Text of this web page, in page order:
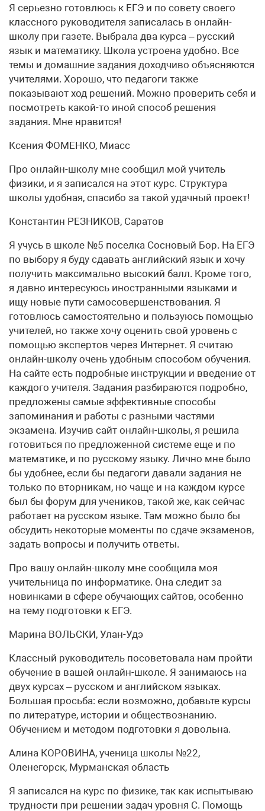
Я серьезно готовлюсь к ЕГЭ и по совету своего
классного руководителя записалась в онлайн-
школу при газете. Выбрала два курса – русский
язык и математику. Школа устроена удобно. Все
темы и домашние задания доходчиво объясняются
учителями. Хорошо, что педагоги также
показывают ход решений. Можно проверить себя и
посмотреть какой-то иной способ решения
задания. Мне нравится!
Ксения ФОМЕНКО, Миасс
Про онлайн-школу мне сообщил мой учитель
физики, и я записался на этот курс. Структура
школы удобная, спасибо за такой удачный проект!
Константин РЕЗНИКОВ, Саратов
Я учусь в школе №5 поселка Сосновый Бор. На ЕГЭ
по выбору я буду сдавать английский язык и хочу
получить максимально высокий балл. Кроме того,
я давно интересуюсь иностранными языками и
ищу новые пути самосовершенствования. Я
готовлюсь самостоятельно и пользуюсь помощью
учителей, но также хочу оценить свой уровень с
помощью экспертов через Интернет. Я считаю
онлайн-школу очень удобным способом обучения.
На сайте есть подробные инструкции и введение от
каждого учителя. Задания разбираются подробно,
предложены самые эффективные способы
запоминания и работы с разными частями
экзамена. Изучив сайт онлайн-школы, я решила
готовиться по предложенной системе еще и по
математике, и по русскому языку. Лично мне было
бы удобнее, если бы педагоги давали задания не
только по вторникам, но чаще и на каждом курсе
был бы форум для учеников, такой же, как сейчас
работает на русском языке. Там можно было бы
обсудить некоторые моменты по сдаче экзаменов,
задать вопросы и получить ответы.
Про вашу онлайн-школу мне сообщила моя
учительница по информатике. Она следит за
новинками в сфере обучающих сайтов, особенно
на тему подготовки к ЕГЭ.
Марина ВОЛЬСКИ, Улан-Удэ
Классный руководитель посоветовала нам пройти
обучение в вашей онлайн-школе. Я занимаюсь на
двух курсах – русском и английском языках.
Большая просьба: если возможно, добавьте курсы
по литературе, истории и обществознанию.
Обучением и методом подготовки я довольна.
Алина КОРОВИНА, ученица школы №22,
Оленегорск, Мурманская область
Я записался на курс по физике, так как испытываю
трудности при решении задач уровня С. Помощь